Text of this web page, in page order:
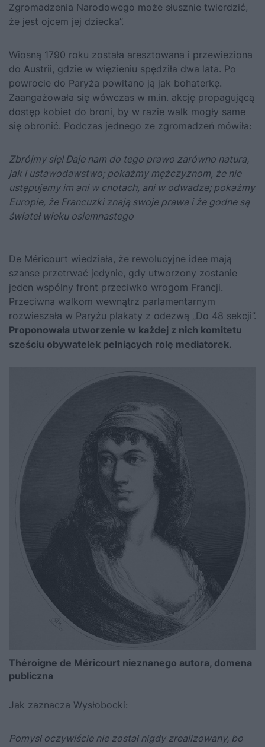
Zgromadzenia Narodowego może słusznie twierdzić,
że jest ojcem jej dziecka”.
Wiosną 1790 roku została aresztowana i przewieziona
do Austrii, gdzie w więzieniu spędziła dwa lata. Po
powrocie do Paryża powitano ją jak bohaterkę.
Zaangażowała się wówczas w m.in. akcję propagującą
dostęp kobiet do broni, by w razie walk mogły same
się obronić. Podczas jednego ze zgromadzeń mówiła:
Zbrójmy się! Daje nam do tego prawo zarówno natura,
jak i ustawodawstwo; pokażmy mężczyznom, że nie
ustępujemy im ani w cnotach, ani w odwadze; pokażmy
Europie, że Francuzki znają swoje prawa i że godne są
świateł wieku osiemnastego
De Méricourt wiedziała, że rewolucyjne idee mają
szanse przetrwać jedynie, gdy utworzony zostanie
jeden wspólny front przeciwko wrogom Francji.
Przeciwna walkom wewnątrz parlamentarnym
rozwieszała w Paryżu plakaty z odezwą „Do 48 sekcji”.
Proponowała utworzenie w każdej z nich komitetu
sześciu obywatelek pełniących rolę mediatorek.
Théroigne de Méricourt nieznanego autora, domena
publiczna
Jak zaznacza Wysłobocki:
Pomysł oczywiście nie został nigdy zrealizowany, bo